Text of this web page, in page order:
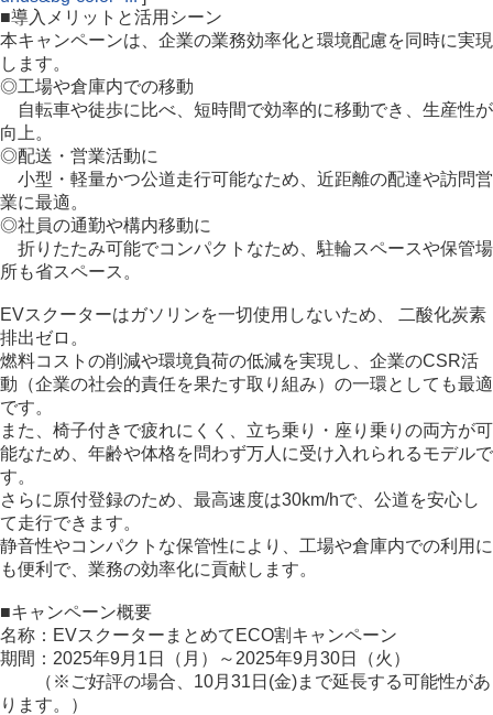
■導入メリットと活用シーン
本キャンペーンは、企業の業務効率化と環境配慮を同時に実現
します。
◎工場や倉庫内での移動
自転車や徒歩に比べ、短時間で効率的に移動でき、生産性が
向上。
◎配送・営業活動に
小型・軽量かつ公道走行可能なため、近距離の配達や訪問営
業に最適。
◎社員の通勤や構内移動に
折りたたみ可能でコンパクトなため、駐輪スペースや保管場
所も省スペース。
EVスクーターはガソリンを一切使用しないため、 二酸化炭素
排出ゼロ。
燃料コストの削減や環境負荷の低減を実現し、企業のCSR活
動（企業の社会的責任を果たす取り組み）の一環としても最適
です。
また、椅子付きで疲れにくく、立ち乗り・座り乗りの両方が可
能なため、年齢や体格を問わず万人に受け入れられるモデルで
す。
さらに原付登録のため、最高速度は30km/hで、公道を安心し
て走行できます。
静音性やコンパクトな保管性により、工場や倉庫内での利用に
も便利で、業務の効率化に貢献します。
■キャンペーン概要
名称：EVスクーターまとめてECO割キャンペーン
期間：2025年9月1日（月）～2025年9月30日（火）
（※ご好評の場合、10月31日(金)まで延長する可能性があ
ります。）